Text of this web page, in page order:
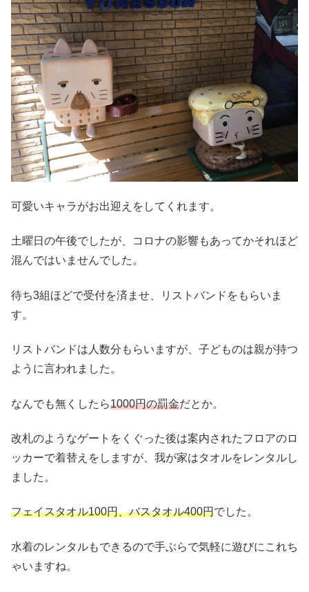
可愛いキャラがお出迎えをしてくれます。
土曜日の午後でしたが、コロナの影響もあってかそれほど
混んではいませんでした。
待ち3組ほどで受付を済ませ、リストバンドをもらいま
す。
リストバンドは人数分もらいますが、子どものは親が持つ
ように言われました。
なんでも無くしたら1000円の罰金だとか。
改札のようなゲートをくぐった後は案内されたフロアのロ
ッカーで着替えをしますが、我が家はタオルをレンタルし
ました。
フェイスタオル100円、バスタオル400円でした。
水着のレンタルもできるので手ぶらで気軽に遊びにこれち
ゃいますね。